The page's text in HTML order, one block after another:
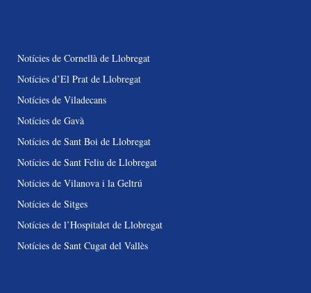
Notícies de Cornellà de Llobregat
Notícies d’El Prat de Llobregat
Notícies de Viladecans
Notícies de Gavà
Notícies de Sant Boi de Llobregat
Notícies de Sant Feliu de Llobregat
Notícies de Vilanova i la Geltrú
Notícies de Sitges
Notícies de l’Hospitalet de Llobregat
Notícies de Sant Cugat del Vallès